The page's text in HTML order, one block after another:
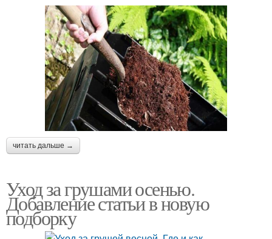
читать дальше →
Уход за грушами осенью.
Добавление статьи в новую
подборку